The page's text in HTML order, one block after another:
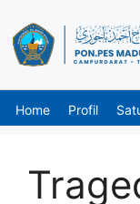
Home Profil